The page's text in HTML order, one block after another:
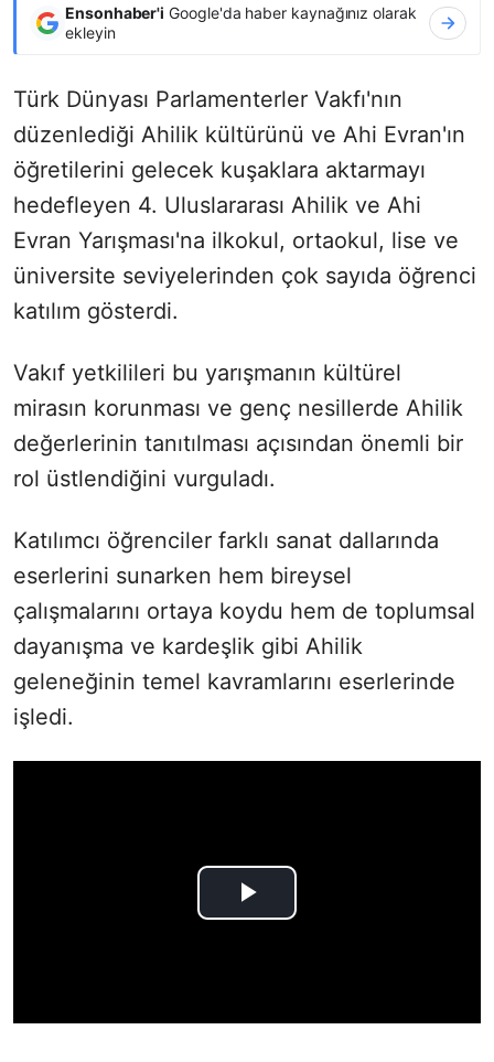
Ensonhaber'i Google'da haber kaynağınız olarak
ekleyin
Türk Dünyası Parlamenterler Vakfı'nın
düzenlediği Ahilik kültürünü ve Ahi Evran'ın
öğretilerini gelecek kuşaklara aktarmayı
hedefleyen 4. Uluslararası Ahilik ve Ahi
Evran Yarışması'na ilkokul, ortaokul, lise ve
üniversite seviyelerinden çok sayıda öğrenci
katılım gösterdi.
Vakıf yetkilileri bu yarışmanın kültürel
mirasın korunması ve genç nesillerde Ahilik
değerlerinin tanıtılması açısından önemli bir
rol üstlendiğini vurguladı.
Katılımcı öğrenciler farklı sanat dallarında
eserlerini sunarken hem bireysel
çalışmalarını ortaya koydu hem de toplumsal
dayanışma ve kardeşlik gibi Ahilik
geleneğinin temel kavramlarını eserlerinde
işledi.